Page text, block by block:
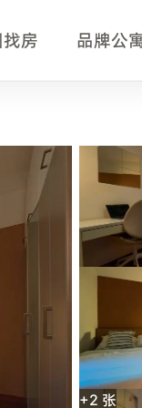
房 品牌公
比较新加坡单间、
+2 张